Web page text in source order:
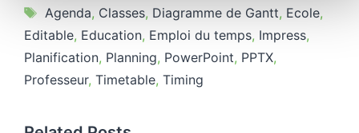
Étiquettes
Agenda, Classes, Diagramme de Gantt, Ecole,
Editable, Education, Emploi du temps, Impress,
Planification, Planning, PowerPoint, PPTX,
Professeur, Timetable, Timing